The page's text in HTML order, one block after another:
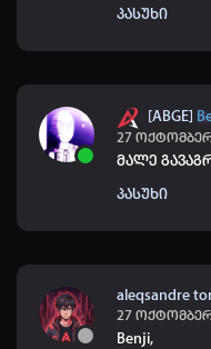
პასუხი
[ABGE]
27
მალე
პასუხი
aleqsandre
27
Benji,